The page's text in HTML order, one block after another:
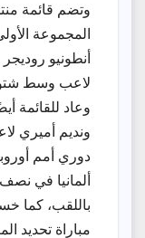
أنطونيو
لاعب وسط
وعاد للقائمة
ونديم أميري
دوري أمم
ألمانيا في نصف
باللقب، كما
مباراة تحديد